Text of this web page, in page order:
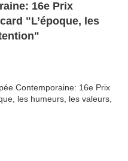
16e Prix
"L’époque, les